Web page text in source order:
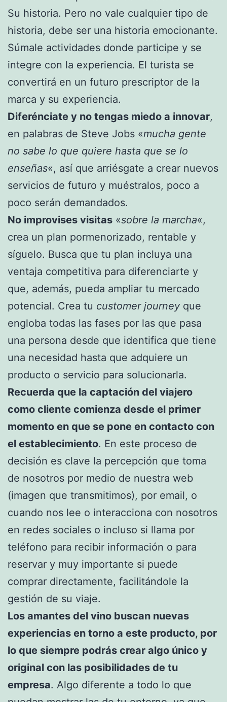
Su historia. Pero no vale cualquier tipo de
historia, debe ser una historia emocionante.
Súmale actividades donde participe y se
integre con la experiencia. El turista se
convertirá en un futuro prescriptor de la
marca y su experiencia.
Diferénciate y no tengas miedo a innovar,
en palabras de Steve Jobs «mucha gente
no sabe lo que quiere hasta que se lo
enseñas«, así que arriésgate a crear nuevos
servicios de futuro y muéstralos, poco a
poco serán demandados.
No improvises visitas «sobre la marcha«,
crea un plan pormenorizado, rentable y
síguelo. Busca que tu plan incluya una
ventaja competitiva para diferenciarte y
que, además, pueda ampliar tu mercado
potencial. Crea tu customer journey que
engloba todas las fases por las que pasa
una persona desde que identifica que tiene
una necesidad hasta que adquiere un
producto o servicio para solucionarla.
Recuerda que la captación del viajero
como cliente comienza desde el primer
momento en que se pone en contacto con
el establecimiento. En este proceso de
decisión es clave la percepción que toma
de nosotros por medio de nuestra web
(imagen que transmitimos), por email, o
cuando nos lee o interacciona con nosotros
en redes sociales o incluso si llama por
teléfono para recibir información o para
reservar y muy importante si puede
comprar directamente, facilitándole la
gestión de su viaje.
Los amantes del vino buscan nuevas
experiencias en torno a este producto, por
lo que siempre podrás crear algo único y
original con las posibilidades de tu
empresa. Algo diferente a todo lo que